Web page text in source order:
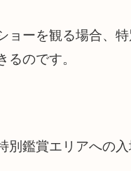
ョーを観る場合、
るのです。
別鑑賞エリアへの